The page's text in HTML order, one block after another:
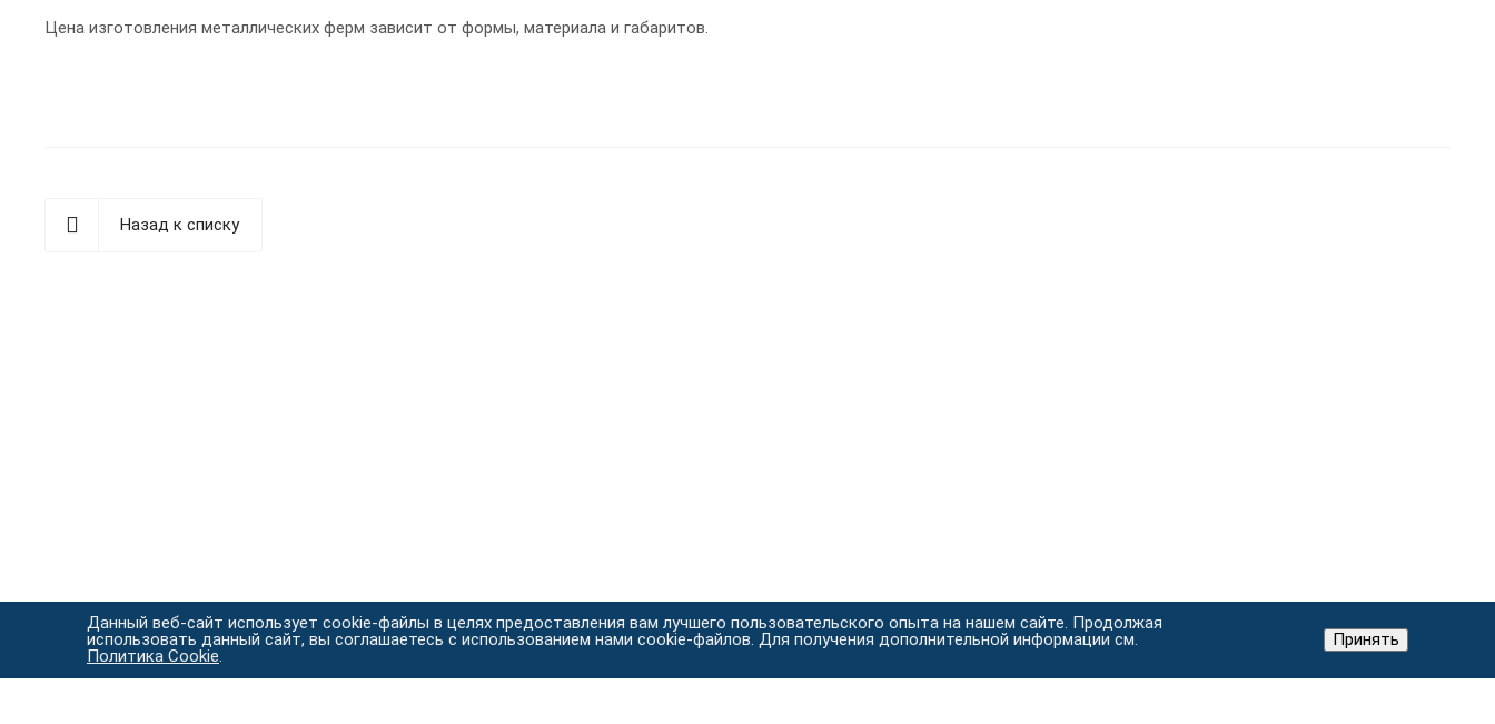
Цена изготовления металлических ферм зависит от формы, материала и габаритов.
Назад к списку
Данный веб-сайт использует cookie-файлы в целях предоставления вам лучшего пользовательского опыта на нашем сайте. Продолжая
использовать данный сайт, вы соглашаетесь с использованием нами cookie-файлов. Для получения дополнительной информации см.
Политика Cookie.
Принять